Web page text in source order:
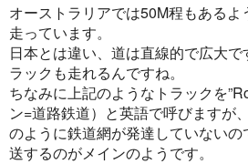
オーストラリアでは50M程もある
走っています。
日本とは違い、道は直線的で広大で
ラックも走れるんですね。
ちなみに上記のようなトラックを
ン=道路鉄道）と英語で呼びますが
のように鉄道網が発達していない
送するのがメインのようです。